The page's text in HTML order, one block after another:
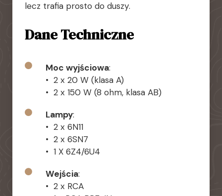
lecz trafia prosto do duszy.
Dane Techniczne
Moc wyjściowa:
• 2 x 20 W (klasa A)
• 2 x 150 W (8 ohm, klasa AB)
Lampy:
• 2 x 6N11
• 2 x 6SN7
• 1 X 6Z4/6U4
Wejścia:
• 2 x RCA